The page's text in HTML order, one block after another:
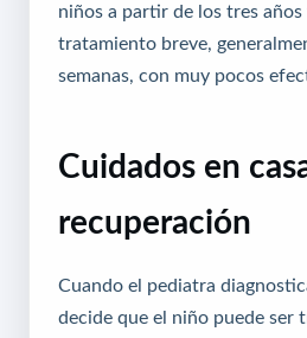
niños a partir de los tres
tratamiento breve,
semanas, con muy pocos
Cuidados en
recuperación
Cuando el pediatra
decide que el niño puede ser